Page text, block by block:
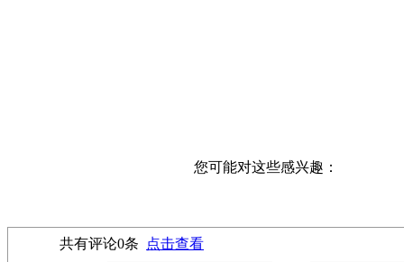
您可能对这些感兴趣：
共有评论0条
点击查看